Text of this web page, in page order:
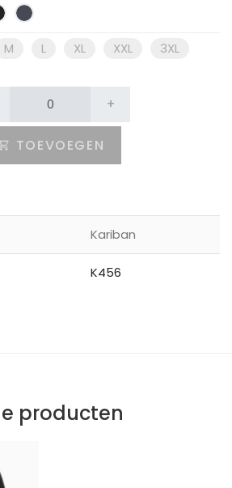
M L XL XXL 3XL
+
TOEVOEGEN
Kariban
K456
producten